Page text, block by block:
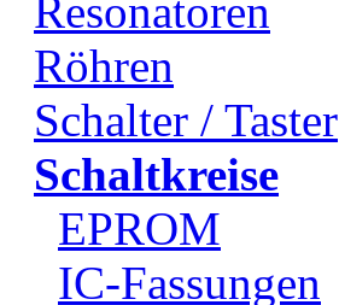
Resonatoren
Röhren
Schalter / Taster
Schaltkreise
EPROM
IC-Fassungen